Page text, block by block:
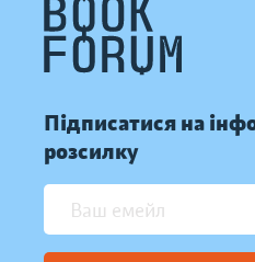
Підписатися на
розсилку